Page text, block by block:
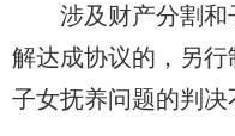
涉及财产分割和
解达成协议的，另
子女抚养问题的判决